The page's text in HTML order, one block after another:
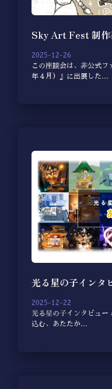
Sky Art Fest 制
2025-12-26
この座談会は、非公式
年４月）』に出展した…
光る星の子インタ
2025-12-22
光る星の子インタビュ
込む、あたたか…